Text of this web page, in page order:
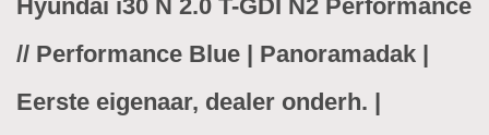
Hyundai i30 N 2.0 T-GDI N2 Performance
// Performance Blue | Panoramadak |
Eerste eigenaar, dealer onderh. |